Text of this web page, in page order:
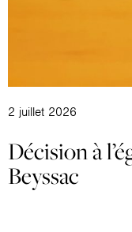
2 juillet 2026
Décision à
Beyssac